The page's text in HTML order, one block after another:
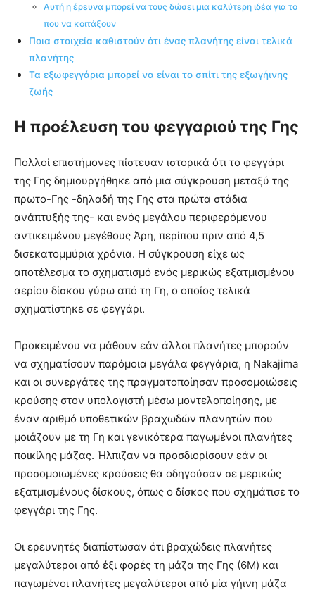
Αυτή η έρευνα μπορεί να τους δώσει μια καλύτερη ιδέα για το
που να κοιτάξουν
Ποια στοιχεία καθιστούν ότι ένας πλανήτης είναι τελικά
πλανήτης
Τα εξωφεγγάρια μπορεί να είναι το σπίτι της εξωγήινης
ζωής
Η προέλευση του φεγγαριού της Γης
Πολλοί επιστήμονες πίστευαν ιστορικά ότι το φεγγάρι
της Γης δημιουργήθηκε από μια σύγκρουση μεταξύ της
πρωτο-Γης -δηλαδή της Γης στα πρώτα στάδια
ανάπτυξής της- και ενός μεγάλου περιφερόμενου
αντικειμένου μεγέθους Άρη, περίπου πριν από 4,5
δισεκατομμύρια χρόνια. Η σύγκρουση είχε ως
αποτέλεσμα το σχηματισμό ενός μερικώς εξατμισμένου
αερίου δίσκου γύρω από τη Γη, ο οποίος τελικά
σχηματίστηκε σε φεγγάρι.
Προκειμένου να μάθουν εάν άλλοι πλανήτες μπορούν
να σχηματίσουν παρόμοια μεγάλα φεγγάρια, η Nakajima
και οι συνεργάτες της πραγματοποίησαν προσομοιώσεις
κρούσης στον υπολογιστή μέσω μοντελοποίησης, με
έναν αριθμό υποθετικών βραχωδών πλανητών που
μοιάζουν με τη Γη και γενικότερα παγωμένοι πλανήτες
ποικίλης μάζας. Ήλπιζαν να προσδιορίσουν εάν οι
προσομοιωμένες κρούσεις θα οδηγούσαν σε μερικώς
εξατμισμένους δίσκους, όπως ο δίσκος που σχημάτισε το
φεγγάρι της Γης.
Οι ερευνητές διαπίστωσαν ότι βραχώδεις πλανήτες
μεγαλύτεροι από έξι φορές τη μάζα της Γης (6M) και
παγωμένοι πλανήτες μεγαλύτεροι από μία γήινη μάζα